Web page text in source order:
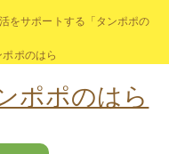
をサポートする「タンポポの
ポのはら